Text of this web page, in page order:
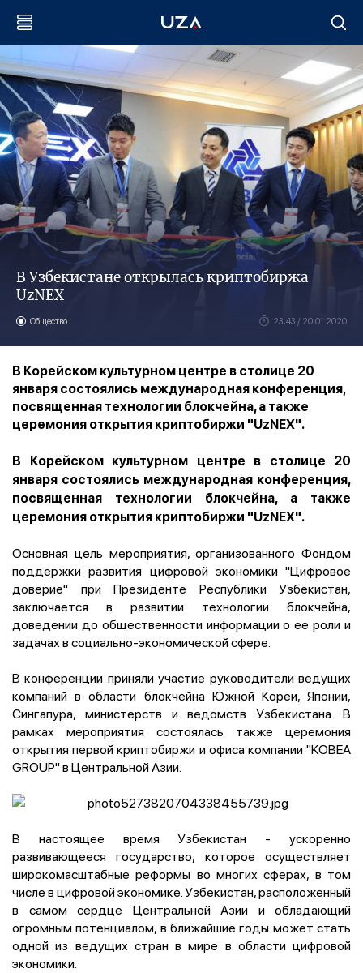
В Узбекистане открылась криптобиржа
UzNEX​
Общество 23:43 / 20.01.2020
В Корейском культурном центре в столице 20
января состоялись международная конференция,
посвященная технологии блокчейна, а также
церемония открытия криптобиржи "UzNEX".
В Корейском культурном центре в столице 20
января состоялись международная конференция,
посвященная технологии блокчейна, а также
церемония открытия криптобиржи "UzNEX".
Основная цель мероприятия, организованного Фондом
поддержки развития цифровой экономики "Цифровое
доверие" при Президенте Республики Узбекистан,
заключается в развитии технологии блокчейна,
доведении до общественности информации о ее роли и
задачах в социально-экономической сфере.
В конференции приняли участие руководители ведущих
компаний в области блокчейна Южной Кореи, Японии,
Сингапура, министерств и ведомств Узбекистана. В
рамках мероприятия состоялась также церемония
открытия первой криптобиржи и офиса компании "KOBEA
GROUP" в Центральной Азии.
В настоящее время Узбекистан - ускоренно
развивающееся государство, которое осуществляет
широкомасштабные реформы во многих сферах, в том
числе в цифровой экономике. Узбекистан, расположенный
в самом сердце Центральной Азии и обладающий
огромным потенциалом, в ближайшие годы может стать
одной из ведущих стран в мире в области цифровой
экономики.